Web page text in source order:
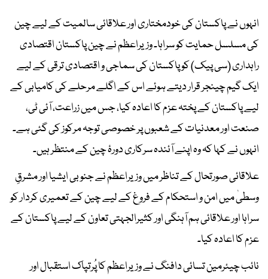
انہوں نے پاکستان کی خودمختاری اور علاقائی سالمیت کے لیے چین
کی مسلسل حمایت کو سراہا۔ وزیراعظم نے چین پاکستان اقتصادی
راہداری (سی پیک) کو پاکستان کی سماجی و اقتصادی ترقی کے لیے
ایک گیم چینجر قرار دیتے ہوئے اس کے اگلے مرحلے کی کامیابی کے
لیے پاکستان کے پختہ عزم کا اعادہ کیا، جس میں زراعت، آئی ٹی،
صنعت اور معدنیات کے شعبوں پر خصوصی توجہ مرکوز کی گئی ہے۔
انہوں نے کہا کہ وہ اپنے آئندہ سرکاری دورۂ چین کے منتظر ہیں۔
علاقائی صورتحال کے تناظر میں وزیراعظم نے جنوبی ایشیا اور مشرقِ
وسطیٰ میں امن و استحکام کے فروغ کے لیے چین کے تعمیری کردار کو
سراہا اور علاقائی ہم آہنگی اور کثیرالجہتی تعاون کے لیے پاکستان کے
عزم کا اعادہ کیا۔
نائب چیئرمین تسائی دافنگ نے وزیراعظم کا پُرتپاک استقبال اور